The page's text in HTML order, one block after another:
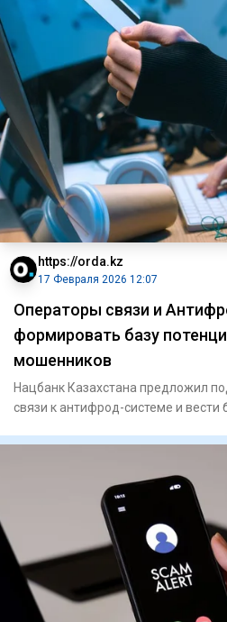
https://orda.kz
17 Февраля 2026 12:07
Операторы связи и
формировать базу
мошенников
Нацбанк Казахстана предложил
связи к антифрод-системе и вести